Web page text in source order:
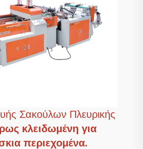
Σακούλων Πλευρικής
κλειδωμένη για
περιεχομένα.